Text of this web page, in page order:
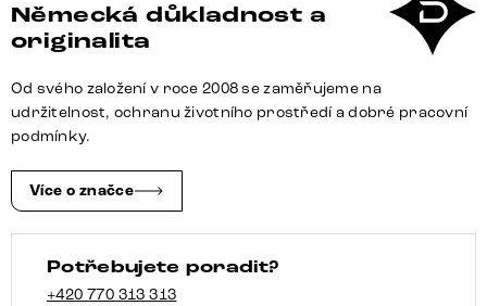
ocel
pro
desky
stolů
cm
množství
Německá důkladnost a
originalita
Od svého založení v roce 2008 se zaměřujeme na
udržitelnost, ochranu životního prostředí a dobré pracovní
podmínky.
Více o značce
Potřebujete poradit?
+420 770 313 313